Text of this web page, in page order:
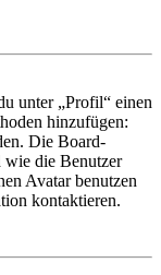
unter „Profil“ einen
hinzufügen:
Die Board-
wie die Benutzer
Avatar benutzen
kontaktieren.